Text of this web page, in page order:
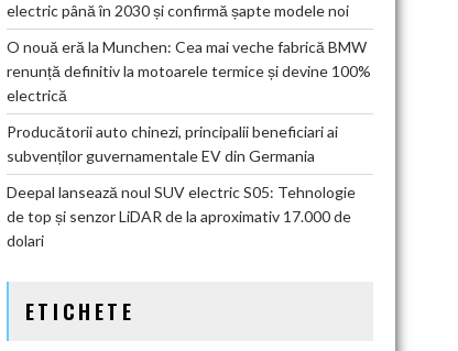
electric până în 2030 și confirmă șapte modele noi
O nouă eră la Munchen: Cea mai veche fabrică BMW
renunță definitiv la motoarele termice și devine 100%
electrică
Producătorii auto chinezi, principalii beneficiari ai
subvenților guvernamentale EV din Germania
Deepal lansează noul SUV electric S05: Tehnologie
de top și senzor LiDAR de la aproximativ 17.000 de
dolari
ETICHETE